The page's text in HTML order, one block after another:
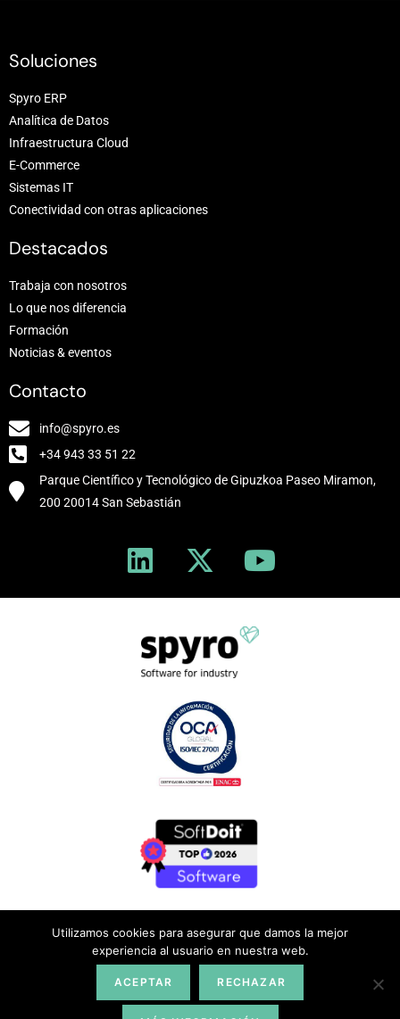
Soluciones
Spyro ERP
Analítica de Datos
Infraestructura Cloud
E-Commerce
Sistemas IT
Conectividad con otras aplicaciones
Destacados
Trabaja con nosotros
Lo que nos diferencia
Formación
Noticias & eventos
Contacto
info@spyro.es
+34 943 33 51 22
Parque Científico y Tecnológico de Gipuzkoa Paseo Miramon,
200 20014 San Sebastián
Cookies|Privacidad
Calidad y Seguridad |Ayudas y subvenciones
Utilizamos cookies para asegurar que damos la mejor
experiencia al usuario en nuestra web.
ACEPTAR RECHAZAR